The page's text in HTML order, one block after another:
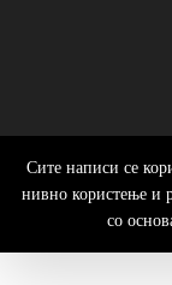
Сите написи се
нивно користење и
со